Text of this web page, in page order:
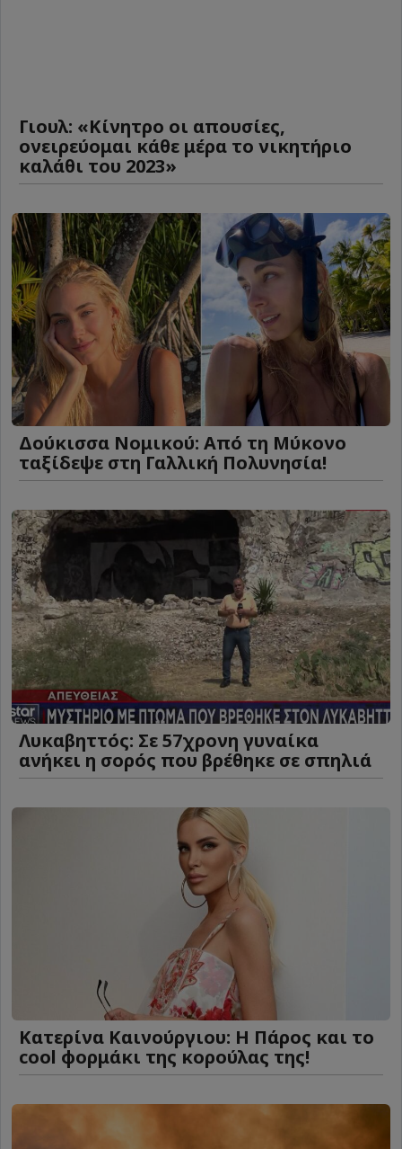
Γιουλ: «Κίνητρο οι απουσίες,
ονειρεύομαι κάθε μέρα το νικητήριο
καλάθι του 2023»
Δούκισσα Νομικού: Από τη Μύκονο
ταξίδεψε στη Γαλλική Πολυνησία!
Λυκαβηττός: Σε 57χρονη γυναίκα
ανήκει η σορός που βρέθηκε σε σπηλιά
Κατερίνα Καινούργιου: Η Πάρος και το
cool φορμάκι της κορούλας της!